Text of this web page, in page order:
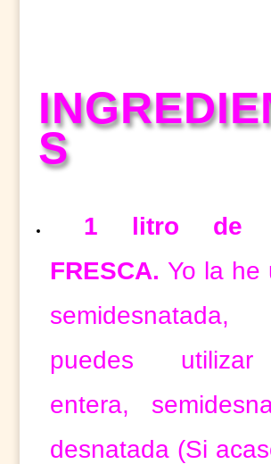
S
1 litro de
FRESCA. Yo la he
puedes
entera,
desnatada (Si